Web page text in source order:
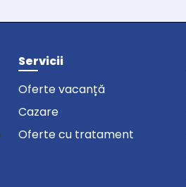
Servicii
Oferte vacanță
Cazare
Oferte cu tratament